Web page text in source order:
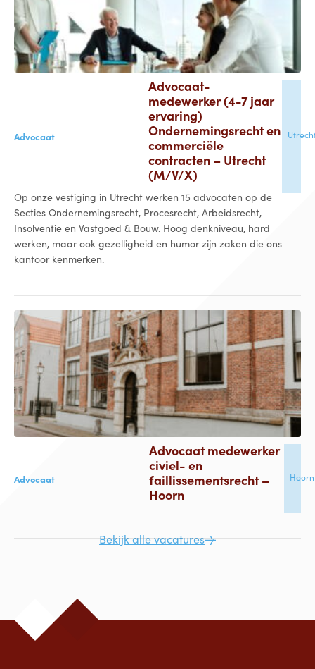
Bekijk alle vacatures
Advocaat
Advocaat-
medewerker (4-7 jaar
ervaring)
Ondernemingsrecht en
commerciële
contracten – Utrecht
(M/V/X)
Op onze vestiging in Utrecht werken 15 advocaten op de
Secties Ondernemingsrecht, Procesrecht, Arbeidsrecht,
Insolventie en Vastgoed & Bouw. Hoog denkniveau, hard
werken, maar ook gezelligheid en humor zijn zaken die ons
kantoor kenmerken.
Advocaat
Advocaat medewerker
civiel- en
faillissementsrecht –
Hoorn
Hoorn